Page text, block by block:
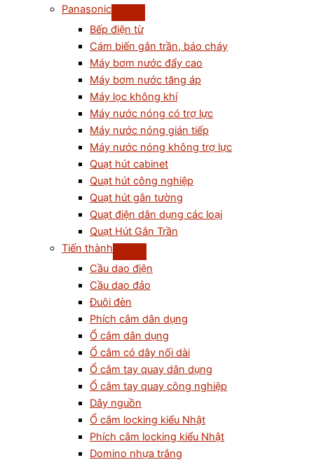
Panasonic
Bếp điện từ
Cám biến gắn trần, báo cháy
Máy bơm nước đẩy cao
Máy bơm nước tăng áp
Máy lọc không khí
Máy nước nóng có trợ lực
Máy nước nóng gián tiếp
Máy nước nóng không trợ lực
Quạt hút cabinet
Quạt hút công nghiệp
Quạt hút gắn tường
Quạt điện dân dụng các loại
Quạt Hút Gắn Trần
Tiến thành
Cầu dao điện
Cầu dao đảo
Đuôi đèn
Phích cắm dân dụng
Ổ cắm dân dụng
Ổ cắm có dây nối dài
Ổ cắm tay quay dân dụng
Ổ cắm tay quay công nghiệp
Dây nguồn
Ổ cắm locking kiểu Nhật
Phích cắm locking kiểu Nhật
Domino nhựa trắng